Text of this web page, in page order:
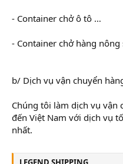
- Container chở ô tô …
- Container chở hàng
b/ Dịch vụ vận chuyển
Chúng tôi làm dịch vụ vận
đến Việt Nam với dịch vụ
nhất.